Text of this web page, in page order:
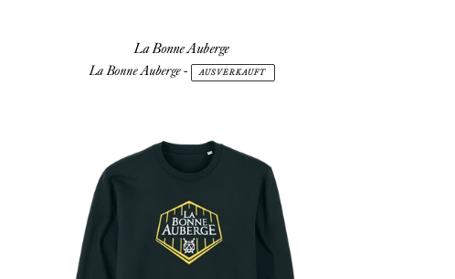
La Bonne Auberge
La Bonne Auberge- AUSVERKAUFT
Bonne
Auberge